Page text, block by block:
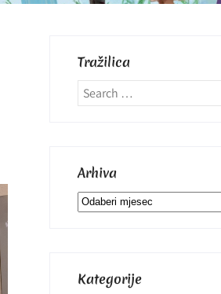
Tražilica
Arhiva
Arhiva
Kategorije